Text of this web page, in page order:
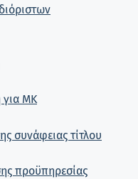
για ΜΚ
συνάφειας τίτλου
προϋπηρεσίας